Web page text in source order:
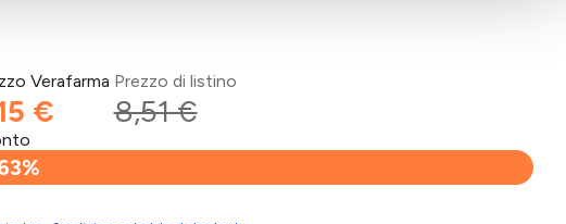
Verafarma
€
Prezzo di listino
8,51 €